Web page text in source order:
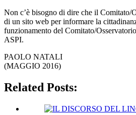
Non c’è bisogno di dire che il Comitato/
di un sito web per informare la
funzionamento del Comitato/
ASPI.
PAOLO NATALI
(MAGGIO 2016)
Related Posts: